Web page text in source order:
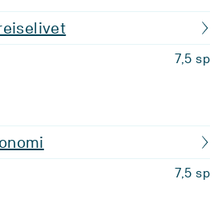
7,5 sp
7,5 sp